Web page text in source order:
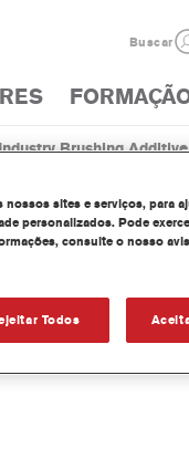
Buscar
Brushing Additive
Line
sites e serviços, para
personalizados. Pode
consulte o nosso
Todos